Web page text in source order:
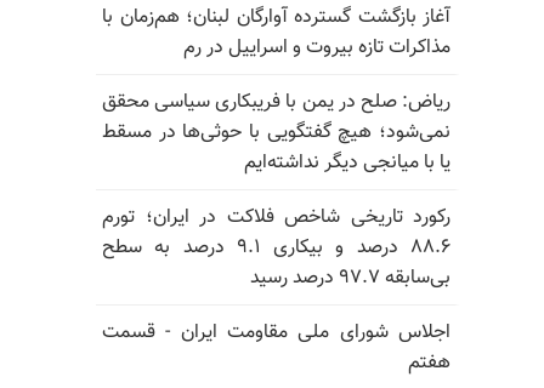
آغاز بازگشت گسترده آوارگان لبنان؛ هم‌زمان با
مذاکرات تازه بیروت و اسراییل در رم
ریاض: صلح در یمن با فریبکاری سیاسی محقق
نمی‌شود؛ هیچ گفتگویی با حوثی‌ها در مسقط
یا با میانجی دیگر نداشته‌ایم
رکورد تاریخی شاخص فلاکت در ایران؛ تورم
۸۸.۶ درصد و بیکاری ۹.۱ درصد به سطح
بی‌سابقه ۹۷.۷ درصد رسید
اجلاس شورای ملی مقاومت ایران - قسمت
هفتم